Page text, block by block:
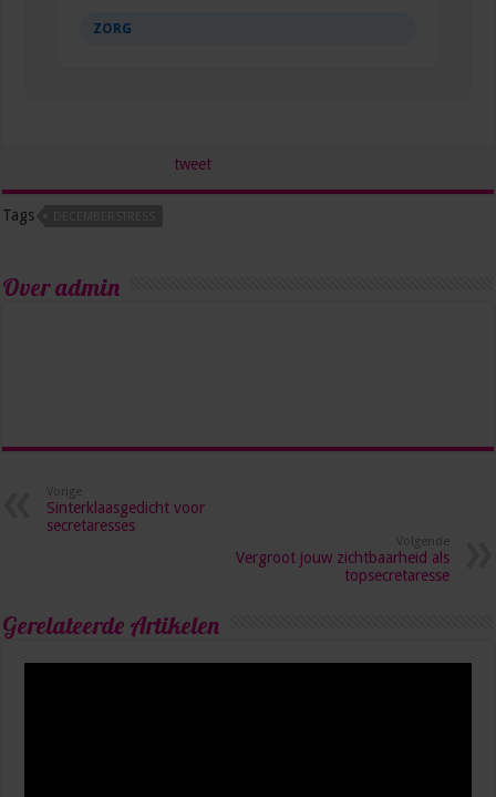
ZORG
tweet
Tags
Over admin
Vorige
Sinterklaasgedicht voor
secretaresses
Volgende
Vergroot jouw zichtbaarheid als
topsecretaresse
Gerelateerde Artikelen